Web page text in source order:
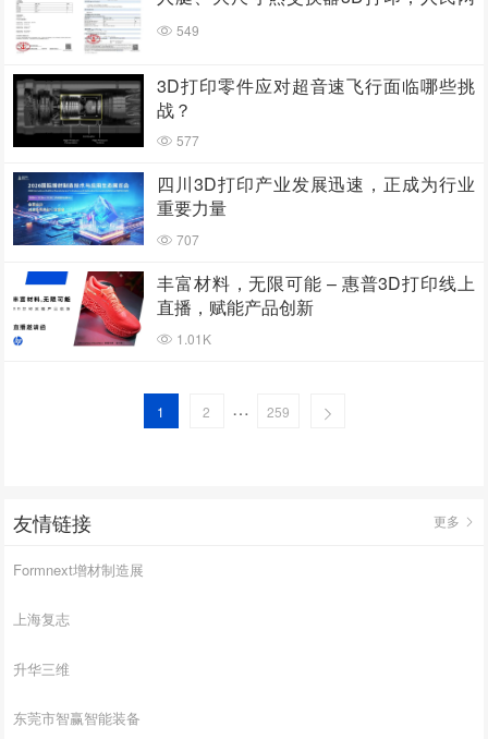
报道两家3D打印企业
549
3D打印零件应对超音速飞行面临哪些挑
战？
577
四川3D打印产业发展迅速，正成为行业
重要力量
707
丰富材料，无限可能 – 惠普3D打印线上
直播，赋能产品创新
1.01K
1 2 … 259
友情链接 更多
Formnext增材制造展
上海复志
升华三维
东莞市智赢智能装备